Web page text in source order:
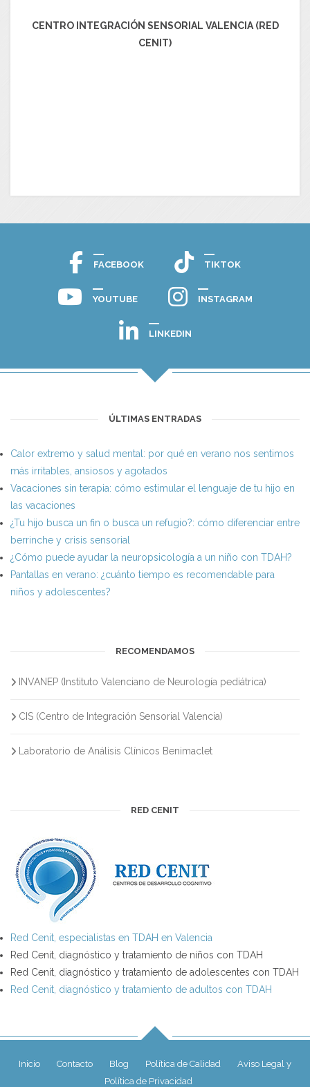
CENTRO INTEGRACIÓN SENSORIAL VALENCIA (RED
CENIT)
FACEBOOK TIKTOK
YOUTUBE INSTAGRAM
LINKEDIN
ÚLTIMAS ENTRADAS
Calor extremo y salud mental: por qué en verano nos sentimos
más irritables, ansiosos y agotados
Vacaciones sin terapia: cómo estimular el lenguaje de tu hijo en
las vacaciones
¿Tu hijo busca un fin o busca un refugio?: cómo diferenciar entre
berrinche y crisis sensorial
¿Cómo puede ayudar la neuropsicología a un niño con TDAH?
Pantallas en verano: ¿cuánto tiempo es recomendable para
niños y adolescentes?
RECOMENDAMOS
INVANEP (Instituto Valenciano de Neurología pediátrica)
CIS (Centro de Integración Sensorial Valencia)
Laboratorio de Análisis Clínicos Benimaclet
RED CENIT
Red Cenit, especialistas en TDAH en Valencia
Red Cenit, diagnóstico y tratamiento de niños con TDAH
Red Cenit, diagnóstico y tratamiento de adolescentes con TDAH
Red Cenit, diagnóstico y tratamiento de adultos con TDAH
Inicio Contacto Blog Política de Calidad
Aviso Legal y
Política de Privacidad